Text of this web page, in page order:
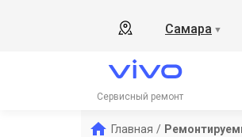
Самара ▼
Сервисный ремонт
Главная /